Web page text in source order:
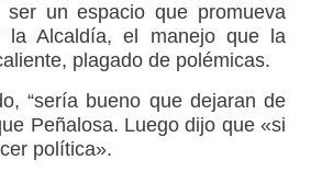
un espacio que promueva
la Alcaldía, el manejo que la
plagado de polémicas.
“sería bueno que dejaran de
Peñalosa. Luego dijo que «si
política».